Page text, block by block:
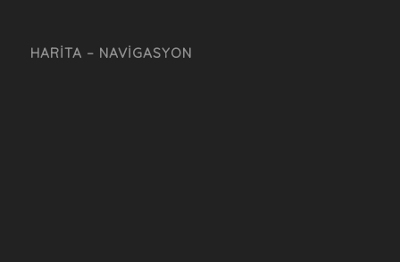
HARITA – NAVIGASYON